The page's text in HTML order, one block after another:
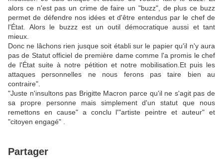
alors ce n'est pas un crime de faire un "buzz", de plus ce buzz
permet de défendre nos idées et d'être entendus par le chef de
l'État. Alors le buzzz est un outil démocratique aussi et tant
mieux.
Donc ne lâchons rien jusque soit établi sur le papier qu'il n'y aura
pas de Statut officiel de première dame comme l'a promis le chef
de l'État suite à notre pétition et notre mobilisation.Et puis les
attaques personnelles ne nous ferons pas taire bien au
contraire".
"Juste n'insultons pas Brigitte Macron parce qu'il ne s'agit pas de
sa propre personne mais simplement d'un statut que nous
remettons en cause" a conclu l'"artiste peintre et auteur" et
"citoyen engagé" .
Partager